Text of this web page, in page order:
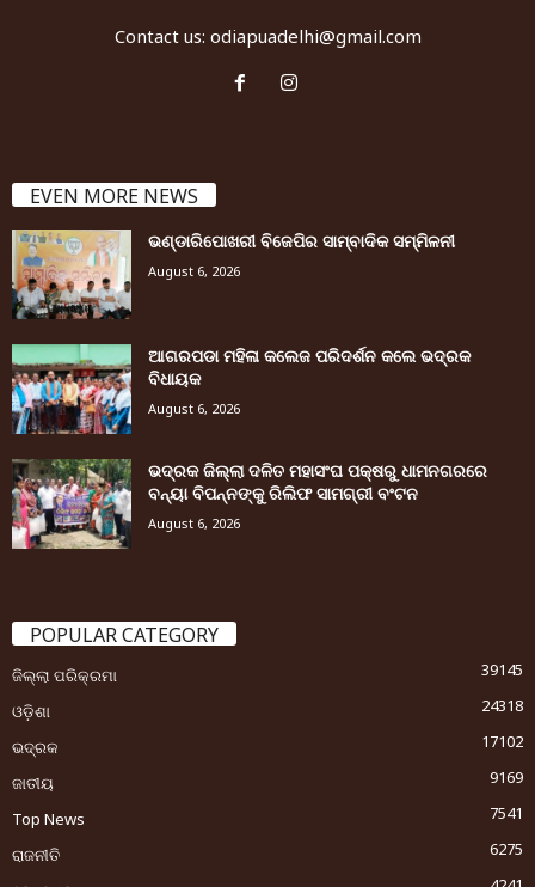
Contact us: odiapuadelhi@gmail.com
EVEN MORE NEWS
ଭଣ୍ଡାରିପୋଖରୀ ବିଜେପିର ସାମ୍ବାଦିକ ସମ୍ମିଳନୀ
August 6, 2026
ଆଗରପଡା ମହିଳା କଲେଜ ପରିଦର୍ଶନ କଲେ ଭଦ୍ରକ
ବିଧାୟକ
August 6, 2026
ଭଦ୍ରକ ଜିଲ୍ଲା ଦଳିତ ମହାସଂଘ ପକ୍ଷରୁ ଧାମନଗରରେ
ବନ୍ୟା ବିପନ୍ନଙ୍କୁ ରିଲିଫ ସାମଗ୍ରୀ ବଂଟନ
August 6, 2026
POPULAR CATEGORY
ଜିଲ୍ଲା ପରିକ୍ରମା
39145
ଓଡ଼ିଶା
24318
ଭଦ୍ରକ
17102
ଜାତୀୟ
9169
Top News
7541
ରାଜନୀତି
6275